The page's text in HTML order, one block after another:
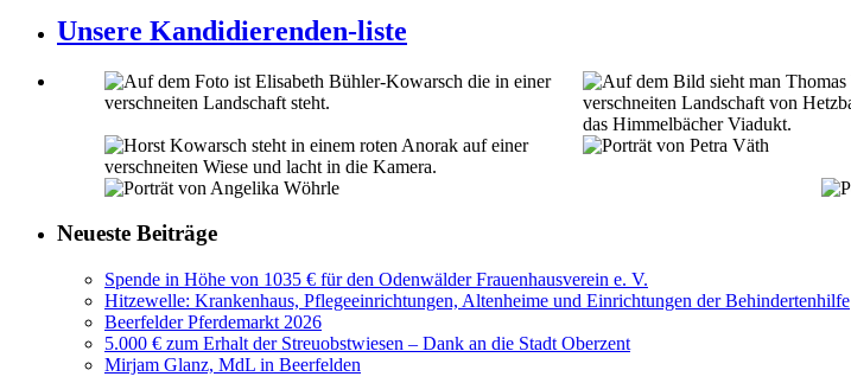
Unsere Kandidierenden-liste
Neueste Beiträge
Spende in Höhe von 1035 € für den Odenwälder Frauenhausverein e. V.
Hitzewelle: Krankenhaus, Pflegeeinrichtungen, Altenheime und Einrichtungen der Behindertenhilfe
Beerfelder Pferdemarkt 2026
5.000 € zum Erhalt der Streuobstwiesen – Dank an die Stadt Oberzent
Mirjam Glanz, MdL in Beerfelden